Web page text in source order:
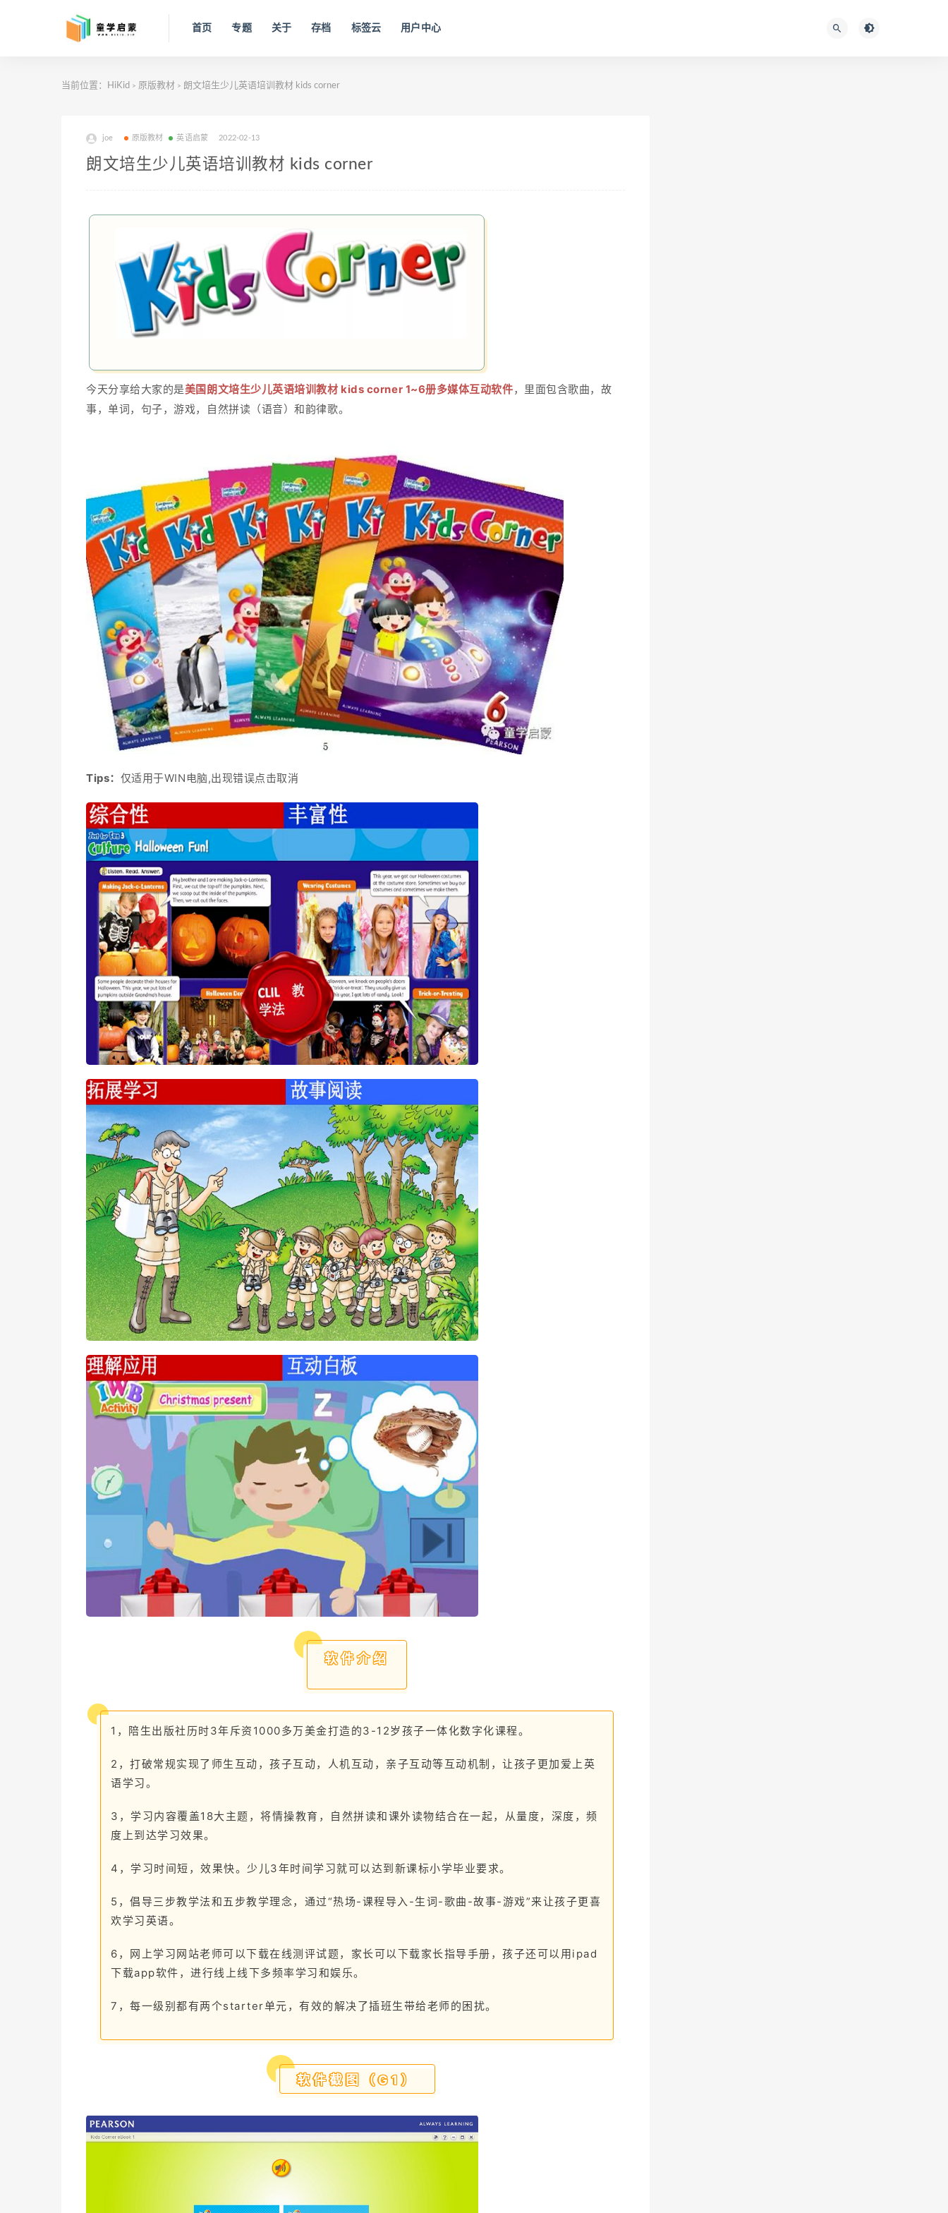
首页 专题 关于 存档 标签云 用户中心
当前位置： HiKid > 原版教材 > 朗文培生少儿英语培训教材 kids corner
joe 原版教材 英语启蒙 2022-02-13
朗文培生少儿英语培训教材 kids corner
今天分享给大家的是美国朗文培生少儿英语培训教材 kids corner 1~6册多媒体互动软件，里面包含歌曲，故
事，单词，句子，游戏，自然拼读（语音）和韵律歌。
Tips： 仅适用于WIN电脑,出现错误点击取消
软件介绍
1，陪生出版社历时3年斥资1000多万美金打造的3-12岁孩子一体化数字化课程。
2，打破常规实现了师生互动，孩子互动，人机互动，亲子互动等互动机制，让孩子更加爱上英
语学习。
3，学习内容覆盖18大主题，将情操教育，自然拼读和课外读物结合在一起，从量度，深度，频
度上到达学习效果。
4，学习时间短，效果快。少儿3年时间学习就可以达到新课标小学毕业要求。
5，倡导三步教学法和五步教学理念，通过“热场-课程导入-生词-歌曲-故事-游戏”来让孩子更喜
欢学习英语。
6，网上学习网站老师可以下载在线测评试题，家长可以下载家长指导手册，孩子还可以用ipad
下载app软件，进行线上线下多频率学习和娱乐。
7，每一级别都有两个starter单元，有效的解决了插班生带给老师的困扰。
软件截图（G1）